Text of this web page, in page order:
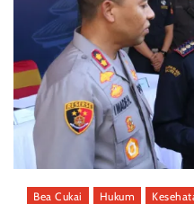
Bea Cukai Hukum